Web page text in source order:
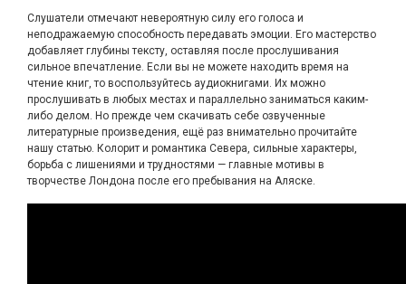
Слушатели отмечают невероятную силу его голоса и
неподражаемую способность передавать эмоции. Его мастерство
добавляет глубины тексту, оставляя после прослушивания
сильное впечатление. Если вы не можете находить время на
чтение книг, то воспользуйтесь аудиокнигами. Их можно
прослушивать в любых местах и параллельно заниматься каким-
либо делом. Но прежде чем скачивать себе озвученные
литературные произведения, ещё раз внимательно прочитайте
нашу статью. Колорит и романтика Севера, сильные характеры,
борьба с лишениями и трудностями — главные мотивы в
творчестве Лондона после его пребывания на Аляске.